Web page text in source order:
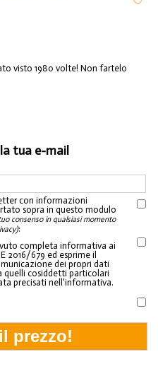
visto 1980 volte! Non fartelo
tua e-mail
con informazioni
sopra in questo modulo
consenso in qualsiasi momento
:
completa informativa ai
2016/679 ed esprime il
dei propri dati
quelli cosiddetti particolari
precisati nell'informativa.